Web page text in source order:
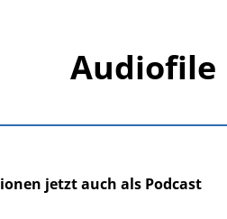
Audiofile
jetzt auch als Podcast